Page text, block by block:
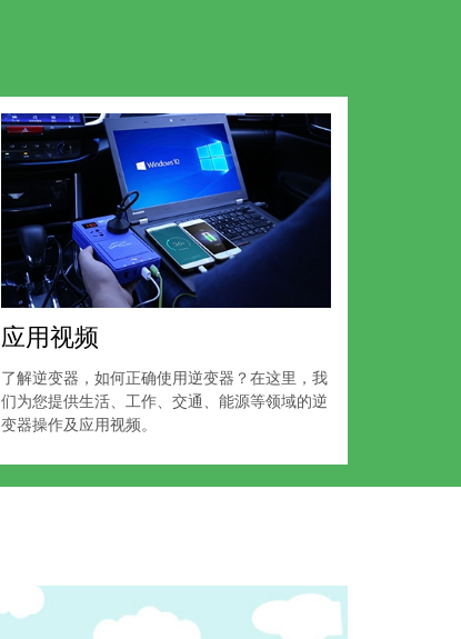
应用视频
了解逆变器，如何正确使用逆变器？在这里，我
们为您提供生活、工作、交通、能源等领域的逆
变器操作及应用视频。